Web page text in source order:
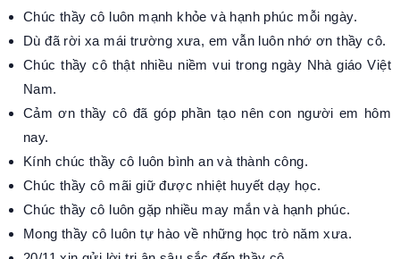
Chúc thầy cô luôn mạnh khỏe và hạnh phúc mỗi ngày.
Dù đã rời xa mái trường xưa, em vẫn luôn nhớ ơn thầy cô.
Chúc thầy cô thật nhiều niềm vui trong ngày Nhà giáo Việt
Nam.
Cảm ơn thầy cô đã góp phần tạo nên con người em hôm
nay.
Kính chúc thầy cô luôn bình an và thành công.
Chúc thầy cô mãi giữ được nhiệt huyết dạy học.
Chúc thầy cô luôn gặp nhiều may mắn và hạnh phúc.
Mong thầy cô luôn tự hào về những học trò năm xưa.